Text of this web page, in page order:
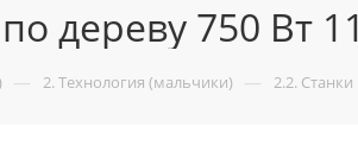
дереву 750 Вт
— 2. Технология (мальчики) — 2.2.